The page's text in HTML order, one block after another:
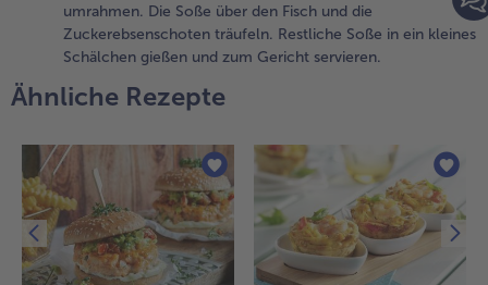
nehmen,
Wasser
in die
einmal
und
und
mit Salz
umrahmen. Die Soße über den Fisch und die
Zuckerebsenschoten träufeln. Restliche Soße in ein kleines
Schälchen gießen und zum Gericht servieren.
Ähnliche Rezepte